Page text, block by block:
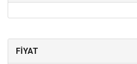
FİYAT